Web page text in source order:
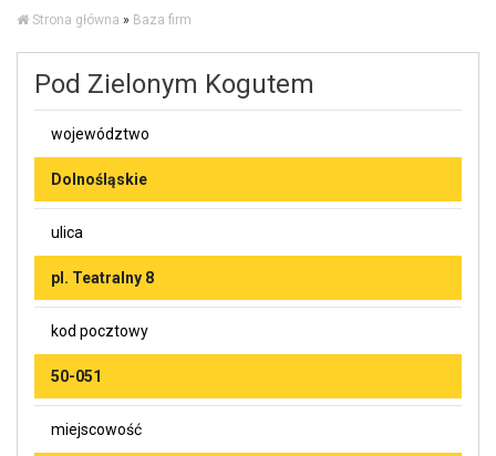
Strona główna » Baza firm
Pod Zielonym Kogutem
województwo
Dolnośląskie
ulica
pl. Teatralny 8
kod pocztowy
50-051
miejscowość